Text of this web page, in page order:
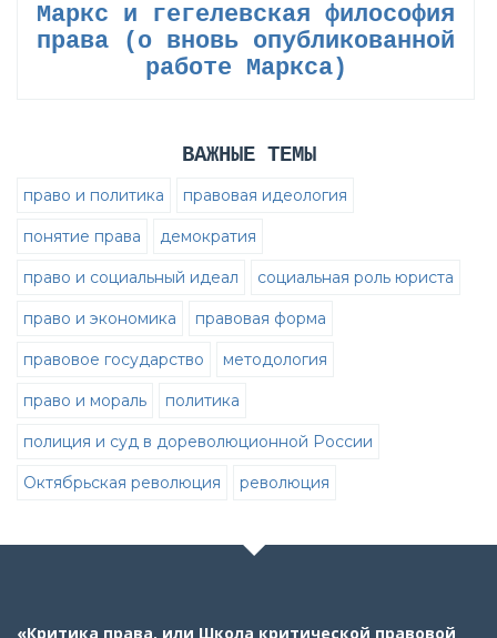
Маркс и гегелевская философия
права (о вновь опубликованной
работе Маркса)
ВАЖНЫЕ ТЕМЫ
право и политика правовая идеология
понятие права демократия
право и социальный идеал социальная роль юриста
право и экономика правовая форма
правовое государство методология
право и мораль политика
полиция и суд в дореволюционной России
Октябрьская революция революция
«Критика права, или Школа критической правовой